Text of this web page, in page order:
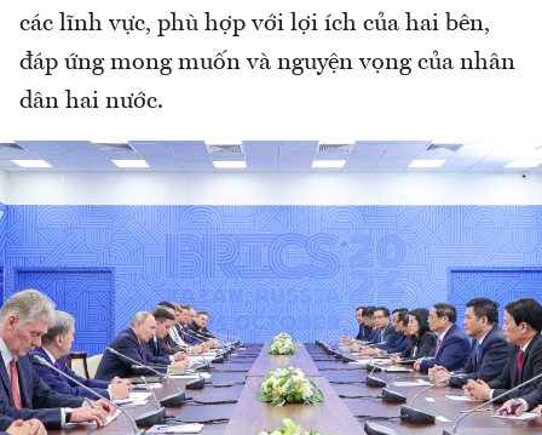
các lĩnh vực, phù hợp với lợi ích của hai bên,
đáp ứng mong muốn và nguyện vọng của nhân
dân hai nước.